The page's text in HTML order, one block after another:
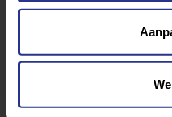
Vind jouw sport
Van atletiek tot
vind je gemakkelijk